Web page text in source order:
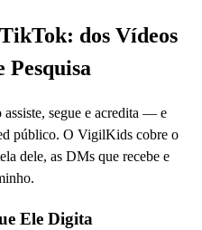
dos Vídeos
Pesquisa
segue e acredita — e
público. O VigilKids cobre o
dele, as DMs que recebe e
Ele Digita